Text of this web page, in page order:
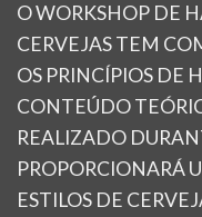
O WORKSHOP DE
CERVEJAS TEM
OS PRINCÍPIOS DE
CONTEÚDO
REALIZADO
PROPORCIONARÁ
ESTILOS DE